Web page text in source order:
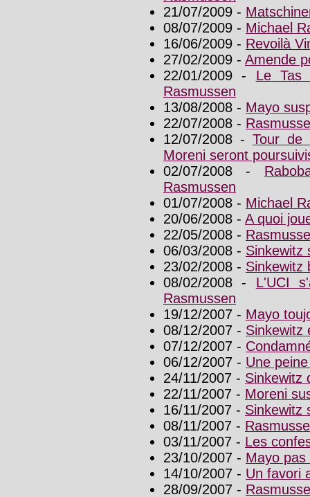
21/07/2009 -
08/07/2009 - Michael
16/06/2009 - Revoilà
27/02/2009 - Amende
22/01/2009 - Le Tas
Rasmussen
13/08/2008 - Mayo
22/07/2008 -
12/07/2008 - Tour de
Moreni seront
02/07/2008 -
Rasmussen
01/07/2008 - Michael
20/06/2008 - A quoi
22/05/2008 -
06/03/2008 - Sinkewitz
23/02/2008 - Sinkewitz
08/02/2008 - L'UCI
Rasmussen
19/12/2007 - Mayo
08/12/2007 - Sinkewitz
07/12/2007 -
06/12/2007 - Une
24/11/2007 - Sinkewitz
22/11/2007 - Moreni
16/11/2007 - Sinkewitz
08/11/2007 -
03/11/2007 - Les
23/10/2007 - Mayo
14/10/2007 - Un favori
28/09/2007 -